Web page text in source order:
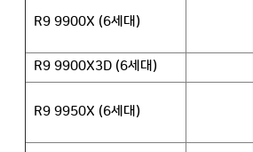
R9 9900X (6세대)
R9 9900X3D (6세대)
R9 9950X (6세대)